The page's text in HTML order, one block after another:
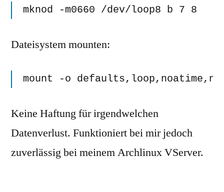
mknod -m0660 /dev/loop8 b 7 8
Dateisystem mounten:
mount -o
Keine Haftung für irgendwelchen
Datenverlust. Funktioniert bei mir jedoch
zuverlässig bei meinem Archlinux VServer.